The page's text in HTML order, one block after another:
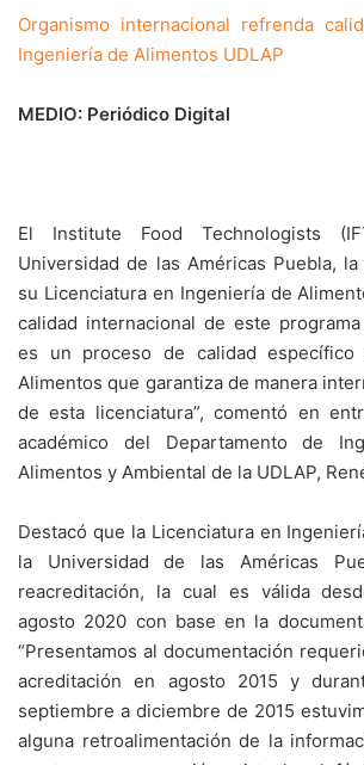
Organismo internacional refrenda
Ingeniería de Alimentos UDLAP
MEDIO: Periódico Digital
El Institute Food Technologists
Universidad de las Américas Puebla,
su Licenciatura en Ingeniería de
calidad internacional de este programa
es un proceso de calidad específico
Alimentos que garantiza de manera
de esta licenciatura”, comentó en
académico del Departamento de
Alimentos y Ambiental de la UDLAP,
Destacó que la Licenciatura en
la Universidad de las Américas
reacreditación, la cual es válida
agosto 2020 con base en la
“Presentamos al documentación
acreditación en agosto 2015 y
septiembre a diciembre de 2015
alguna retroalimentación de la